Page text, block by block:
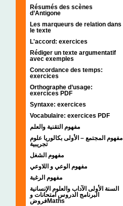
Résumés des scènes
d’Antigone
Les marqueurs de relation dans
le texte
L'accord: exercices
Rédiger un texte argumentatif
avec exemples
Concordance des temps:
exercices
Orthographe d’usage:
exercices PDF
Syntaxe: exercices
Vocabulaire: exercices PDF
مفهوم التقنية والعلم
مفهوم المجتمع – الأولى بكالوريا علوم
تجريبية
مفهوم الشغل
مفهوم الوعي و اللاوعي
مفهوم الرغبة
السنة الأولى الآداب والعلوم الإنسانية
البرنامج الدروس امتحانات و
فروضMaths